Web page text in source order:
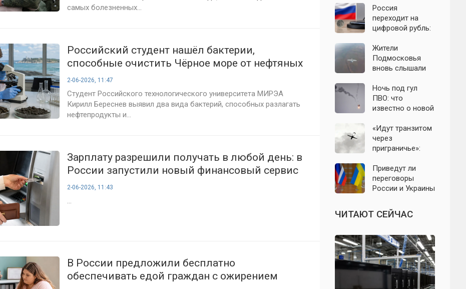
самых болезненных...
Российский студент нашёл бактерии,
способные очистить Чёрное море от нефтяных
загрязнений
2-06-2026, 11:47
Студент Российского технологического университета МИРЭА
Кирилл Береснев выявил два вида бактерий, способных разлагать
нефтепродукты и...
Зарплату разрешили получать в любой день: в
России запустили новый финансовый сервис
для миллионов граждан
2-06-2026, 11:43
...
В России предложили бесплатно
обеспечивать едой граждан с ожирением
Крыма: свежие
подробности
налёта на
06.08.2026
Россия
переходит на
цифровой рубль:
систему сравнили
с моделью СССР
Жители
Подмосковья
вновь слышали
что известно об
отражении
налёта БПЛА в
Ночь под гул
ПВО: что
известно о новой
Подмосковье и
Москву 6 августа
«Идут транзитом
через
приграничье»:
точки запуска
дронов ВСУ по
Подмосковью
Приведут ли
переговоры
России и Украины
СВО: что
известно на 6
года? Последние
заявления
политиков
ЧИТАЮТ СЕЙЧАС